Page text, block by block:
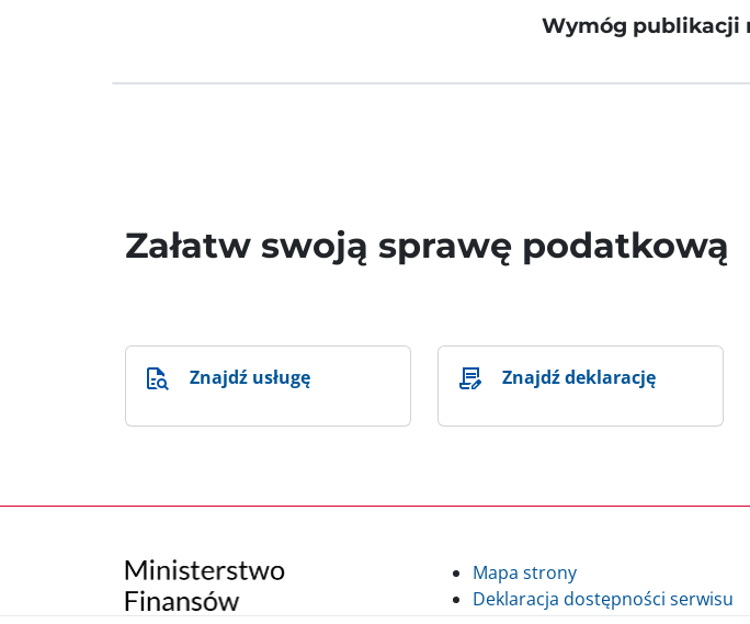
Wymóg publikacji
Załatw swoją sprawę podatkową
Znajdź usługę Znajdź deklarację
Mapa strony
Deklaracja dostępności serwisu